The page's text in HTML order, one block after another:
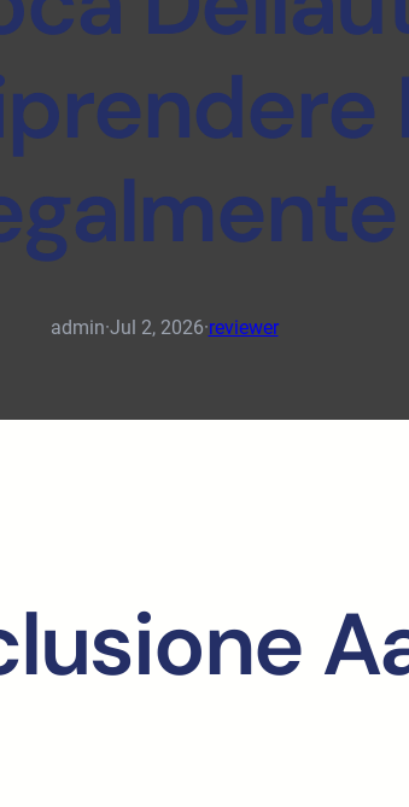
admin·Jul 2, 2026·reviewer